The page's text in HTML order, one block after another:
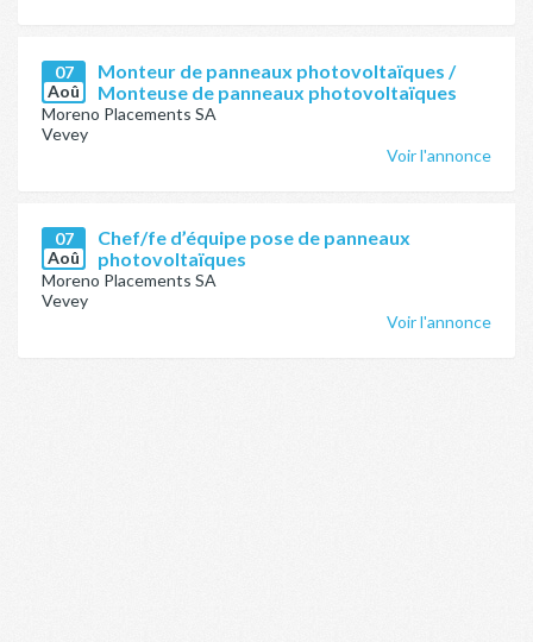
07
Aoû
Monteur de panneaux photovoltaïques /
Monteuse de panneaux photovoltaïques
Moreno Placements SA
Vevey
Voir l'annonce
07
Aoû
Chef/fe d’équipe pose de panneaux
photovoltaïques
Moreno Placements SA
Vevey
Voir l'annonce